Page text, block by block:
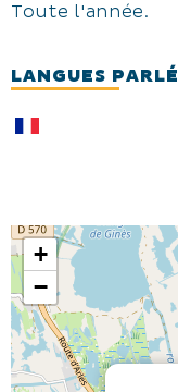
Toute l'année.
LANGUES
+
−